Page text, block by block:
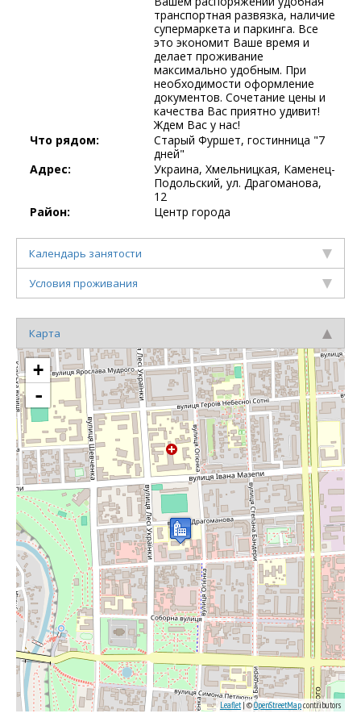
транспортная развязка, наличие
супермаркета и паркинга. Все
это экономит Ваше время и
делает проживание
максимально удобным. При
необходимости оформление
документов. Сочетание цены и
качества Вас приятно удивит!
Ждем Вас у нас!
Что рядом:
Старый Фуршет, гостинница "7
дней"
Адрес:
Украина, Хмельницкая, Каменец-
Подольский, ул. Драгоманова,
12
Район:
Центр города
Календарь занятости
Условия проживания
Карта
+
-
Leaflet| ©OpenStreetMapcontributors